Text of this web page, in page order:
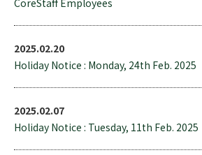
CoreStaff Employees
2025.02.20
Holiday Notice : Monday, 24th Feb. 2025
2025.02.07
Holiday Notice : Tuesday, 11th Feb. 2025